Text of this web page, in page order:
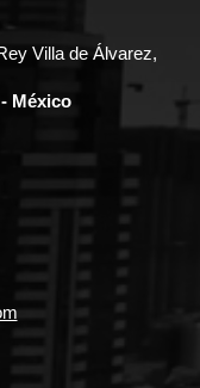
Villa de Álvarez,
México